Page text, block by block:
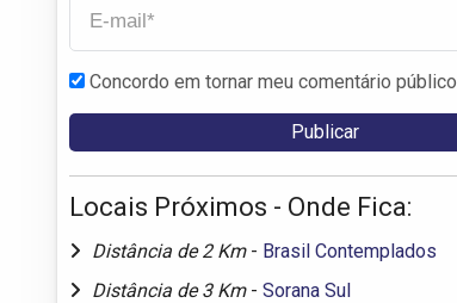
Concordo em tornar meu comentário público
Locais Próximos - Onde Fica:
Distância de 2 Km - Brasil Contemplados
Distância de 3 Km - Sorana Sul